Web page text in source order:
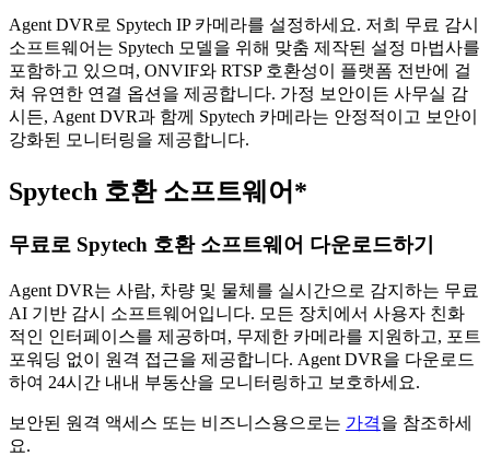
Agent DVR로 Spytech IP 카메라를 설정하세요. 저희 무료 감시
소프트웨어는 Spytech 모델을 위해 맞춤 제작된 설정 마법사를
포함하고 있으며, ONVIF와 RTSP 호환성이 플랫폼 전반에 걸
쳐 유연한 연결 옵션을 제공합니다. 가정 보안이든 사무실 감
시든, Agent DVR과 함께 Spytech 카메라는 안정적이고 보안이
강화된 모니터링을 제공합니다.
Spytech 호환 소프트웨어*
무료로 Spytech 호환 소프트웨어 다운로드하기
Agent DVR는 사람, 차량 및 물체를 실시간으로 감지하는 무료
AI 기반 감시 소프트웨어입니다. 모든 장치에서 사용자 친화
적인 인터페이스를 제공하며, 무제한 카메라를 지원하고, 포트
포워딩 없이 원격 접근을 제공합니다. Agent DVR을 다운로드
하여 24시간 내내 부동산을 모니터링하고 보호하세요.
보안된 원격 액세스 또는 비즈니스용으로는 가격을 참조하세
요.